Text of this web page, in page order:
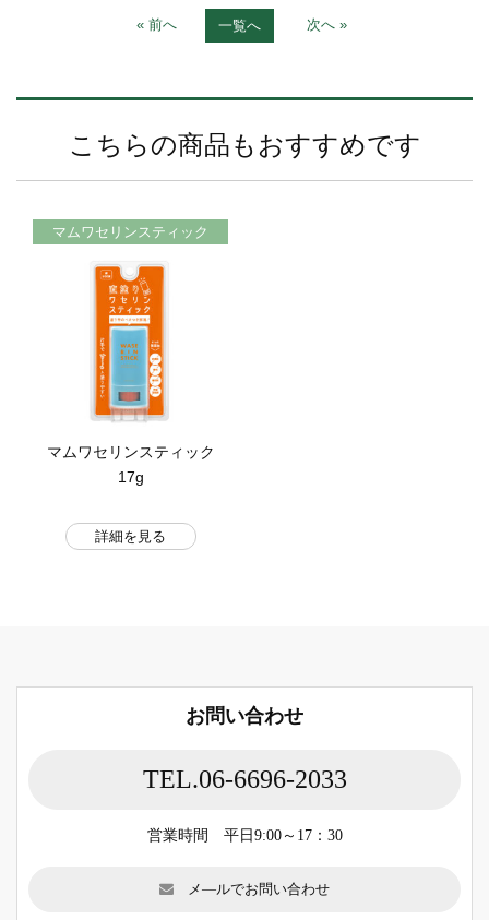
« 前へ 一覧へ 次へ »
こちらの商品もおすすめです
マムワセリンスティック
マムワセリンスティック
17g
詳細を見る
お問い合わせ
TEL.06-6696-2033
営業時間 平日9:00～17：30
メ―ルでお問い合わせ